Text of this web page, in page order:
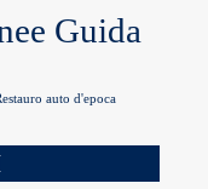
Guida
auto d'epoca